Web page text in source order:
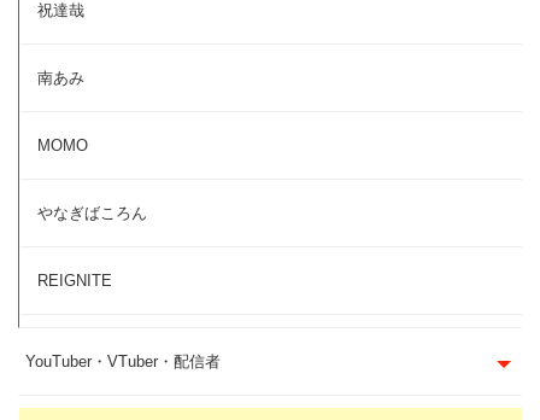
祝達哉
南あみ
MOMO
やなぎばころん
REIGNITE
YouTuber・VTuber・配信者